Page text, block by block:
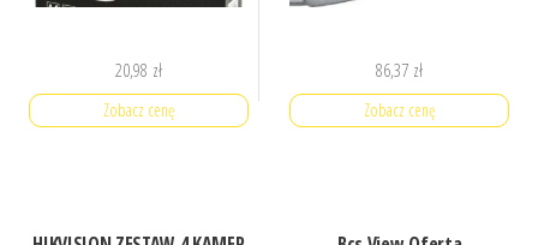
20,98 zł
Zobacz cenę
86,37 zł
Zobacz cenę